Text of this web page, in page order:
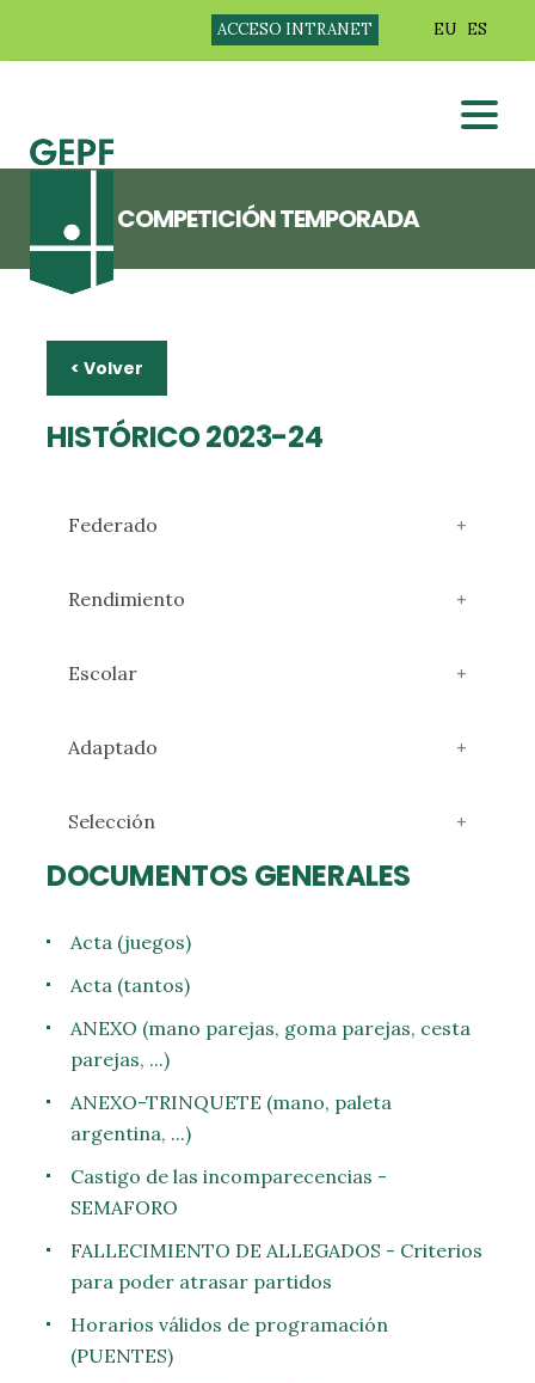
ACCESO INTRANET EU ES
COMPETICIÓN TEMPORADA
< Volver
HISTÓRICO 2023-24
Federado
Rendimiento
Escolar
Adaptado
Selección
DOCUMENTOS GENERALES
Acta (juegos)
Acta (tantos)
ANEXO (mano parejas, goma parejas, cesta
parejas, ...)
ANEXO-TRINQUETE (mano, paleta
argentina, ...)
Castigo de las incomparecencias -
SEMAFORO
FALLECIMIENTO DE ALLEGADOS - Criterios
para poder atrasar partidos
Horarios válidos de programación
(PUENTES)